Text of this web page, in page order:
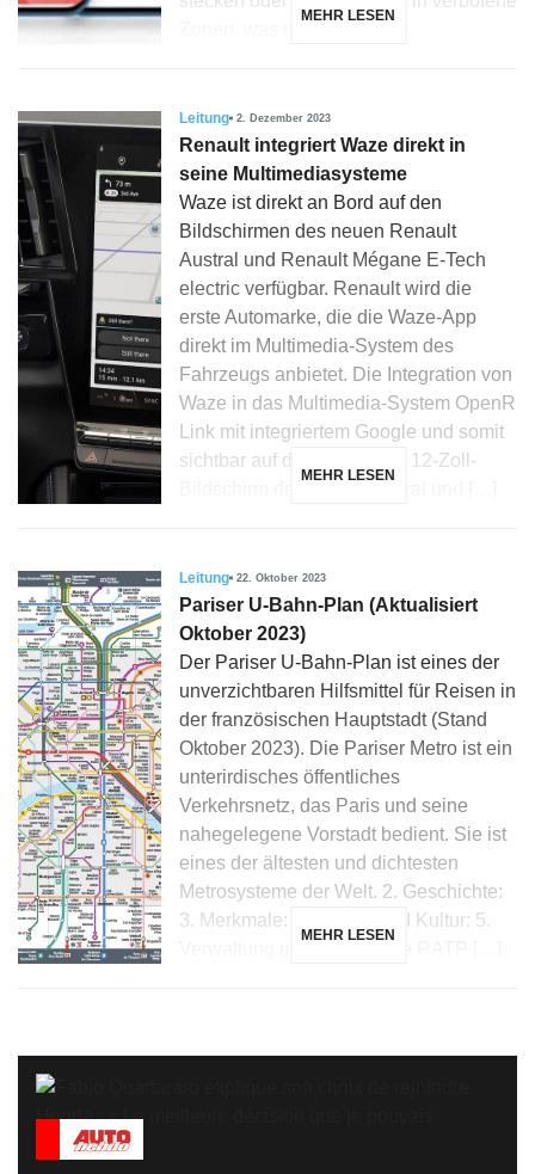
MEHR LESEN
Leitung 2. Dezember 2023
Renault integriert Waze direkt in
seine Multimediasysteme
Waze ist direkt an Bord auf den
Bildschirmen des neuen Renault
Austral und Renault Mégane E-Tech
electric verfügbar. Renault wird die
erste Automarke, die die Waze-App
direkt im Multimedia-System des
Fahrzeugs anbietet. Die Integration von
Waze in das Multimedia-System OpenR
Link mit integriertem Google und somit
sichtbar auf dem vertikalen 12-Zoll-
MEHR LESEN
Leitung 22. Oktober 2023
Pariser U-Bahn-Plan (Aktualisiert
Oktober 2023)
Der Pariser U-Bahn-Plan ist eines der
unverzichtbaren Hilfsmittel für Reisen in
der französischen Hauptstadt (Stand
Oktober 2023). Die Pariser Metro ist ein
unterirdisches öffentliches
Verkehrsnetz, das Paris und seine
nahegelegene Vorstadt bedient. Sie ist
eines der ältesten und dichtesten
Metrosysteme der Welt. 2. Geschichte:
3. Merkmale: 4. Design und Kultur: 5.
MEHR LESEN